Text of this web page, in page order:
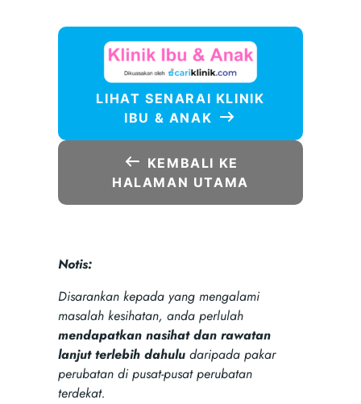
LIHAT SENARAI KLINIK
IBU & ANAK
KEMBALI KE
HALAMAN UTAMA
Notis:
Disarankan kepada yang mengalami
masalah kesihatan, anda perlulah
mendapatkan nasihat dan rawatan
lanjut terlebih dahuludaripada pakar
perubatan di pusat-pusat perubatan
terdekat.